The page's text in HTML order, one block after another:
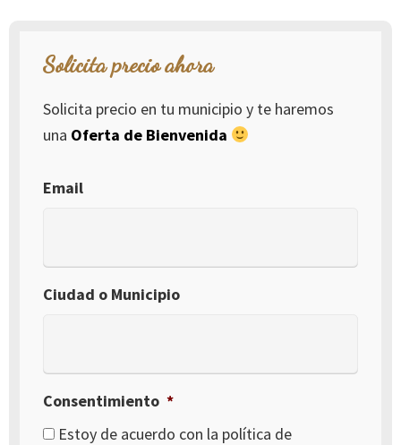
Solicita precio ahora
Solicita precio en tu municipio y te haremos
una Oferta de Bienvenida
Email
Ciudad o Municipio
Consentimiento *
Estoy de acuerdo con la política de